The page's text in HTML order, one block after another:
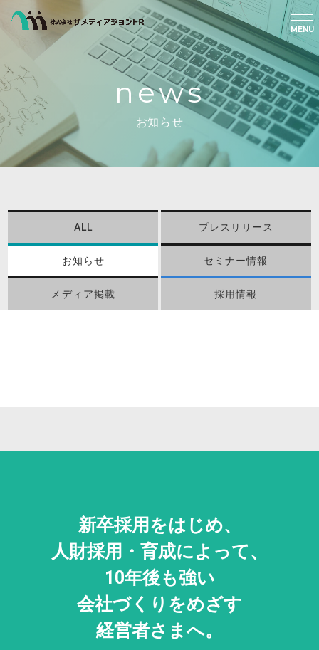
MENU
news
お知らせ
ALL プレスリリース
お知らせ セミナー情報
メディア掲載 採用情報
新卒採用をはじめ、
人財採用・ 育成によって、
10年後も強い
会社づくりをめざす
経営者さまへ。